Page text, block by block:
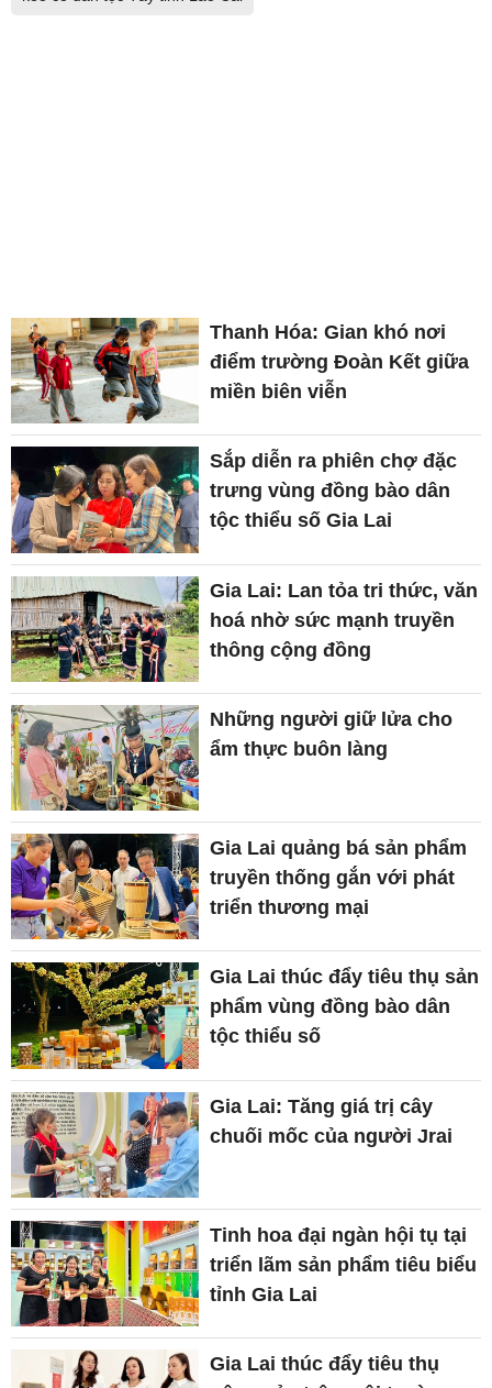
Thanh Hóa: Gian khó nơi
điểm trường Đoàn Kết giữa
miền biên viễn
Sắp diễn ra phiên chợ đặc
trưng vùng đồng bào dân
tộc thiểu số Gia Lai
Gia Lai: Lan tỏa tri thức, văn
hoá nhờ sức mạnh truyền
thông cộng đồng
Những người giữ lửa cho
ẩm thực buôn làng
Gia Lai quảng bá sản phẩm
truyền thống gắn với phát
triển thương mại
Gia Lai thúc đẩy tiêu thụ sản
phẩm vùng đồng bào dân
tộc thiểu số
Gia Lai: Tăng giá trị cây
chuối mốc của người Jrai
Tinh hoa đại ngàn hội tụ tại
triển lãm sản phẩm tiêu biểu
tỉnh Gia Lai
Gia Lai thúc đẩy tiêu thụ